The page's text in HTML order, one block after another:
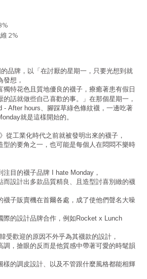
2%
品牌，以「在討厭的星期一，只要光想到就
想，
獨特花色且質地優良的襪子，療癒著患有假日
話就做些自己喜歡的事。」在那個星期一，
- After hours 、腳踩草綠色條紋襪，一邊吃著
就是這樣開始的。
》從工業化時代之前就被發明出來的襪子，
型的要角之一，也可能是每個人在悶悶不樂時
注目的襪子品牌 I hate Monday ，
而設計出多款品質精良、且造型討喜別緻的襪
襪子販賣機在首爾各處，成了使他們聲名大噪
際的設計品牌合作，例如 Rocket x Lunch
受歡迎的原因不外乎為其襪款的設計，
調，搶眼的反而是他質感中帶著可愛的時髦韻
樣的調皮設計、以及不管跟什麼風格都能相輝